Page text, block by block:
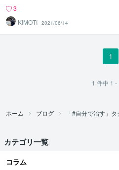
3
KIMOTI 2021/06/14
1
1 件中 1 -
ホーム ブログ 「#自分で治す」タ
カテゴリ一覧
コラム